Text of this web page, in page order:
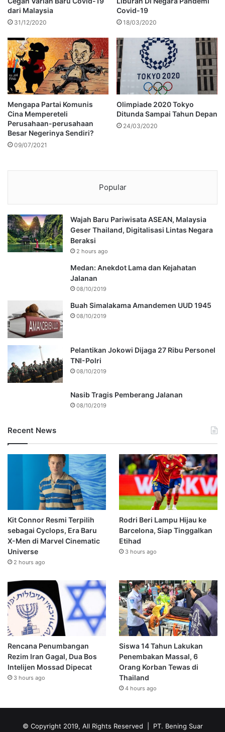
dari Malaysia
31/12/2020
Covid-19
18/03/2020
Mengapa Partai Komunis
Cina Mempereteli
Perusahaan-perusahaan
Besar Negerinya Sendiri?
09/07/2021
Olimpiade 2020 Tokyo
Ditunda Sampai Tahun Depan
24/03/2020
Popular
Wajah Baru Pariwisata ASEAN, Malaysia
Geser Thailand, Digitalisasi Lintas Negara
Beraksi
2 hours ago
Medan: Anekdot Lama dan Kejahatan
Jalanan
08/10/2019
Buah Simalakama Amandemen UUD 1945
08/10/2019
Pelantikan Jokowi Dijaga 27 Ribu Personel
TNI-Polri
08/10/2019
Nasib Tragis Pemberang Jalanan
08/10/2019
Recent News
Kit Connor Resmi Terpilih
sebagai Cyclops, Era Baru
X-Men di Marvel Cinematic
Universe
2 hours ago
Rodri Beri Lampu Hijau ke
Barcelona, Siap Tinggalkan
Etihad
3 hours ago
Rencana Penumbangan
Rezim Iran Gagal, Dua Bos
Intelijen Mossad Dipecat
3 hours ago
Siswa 14 Tahun Lakukan
Penembakan Massal, 6
Orang Korban Tewas di
Thailand
4 hours ago
© Copyright 2019, All Rights Reserved | PT. Bening Suar